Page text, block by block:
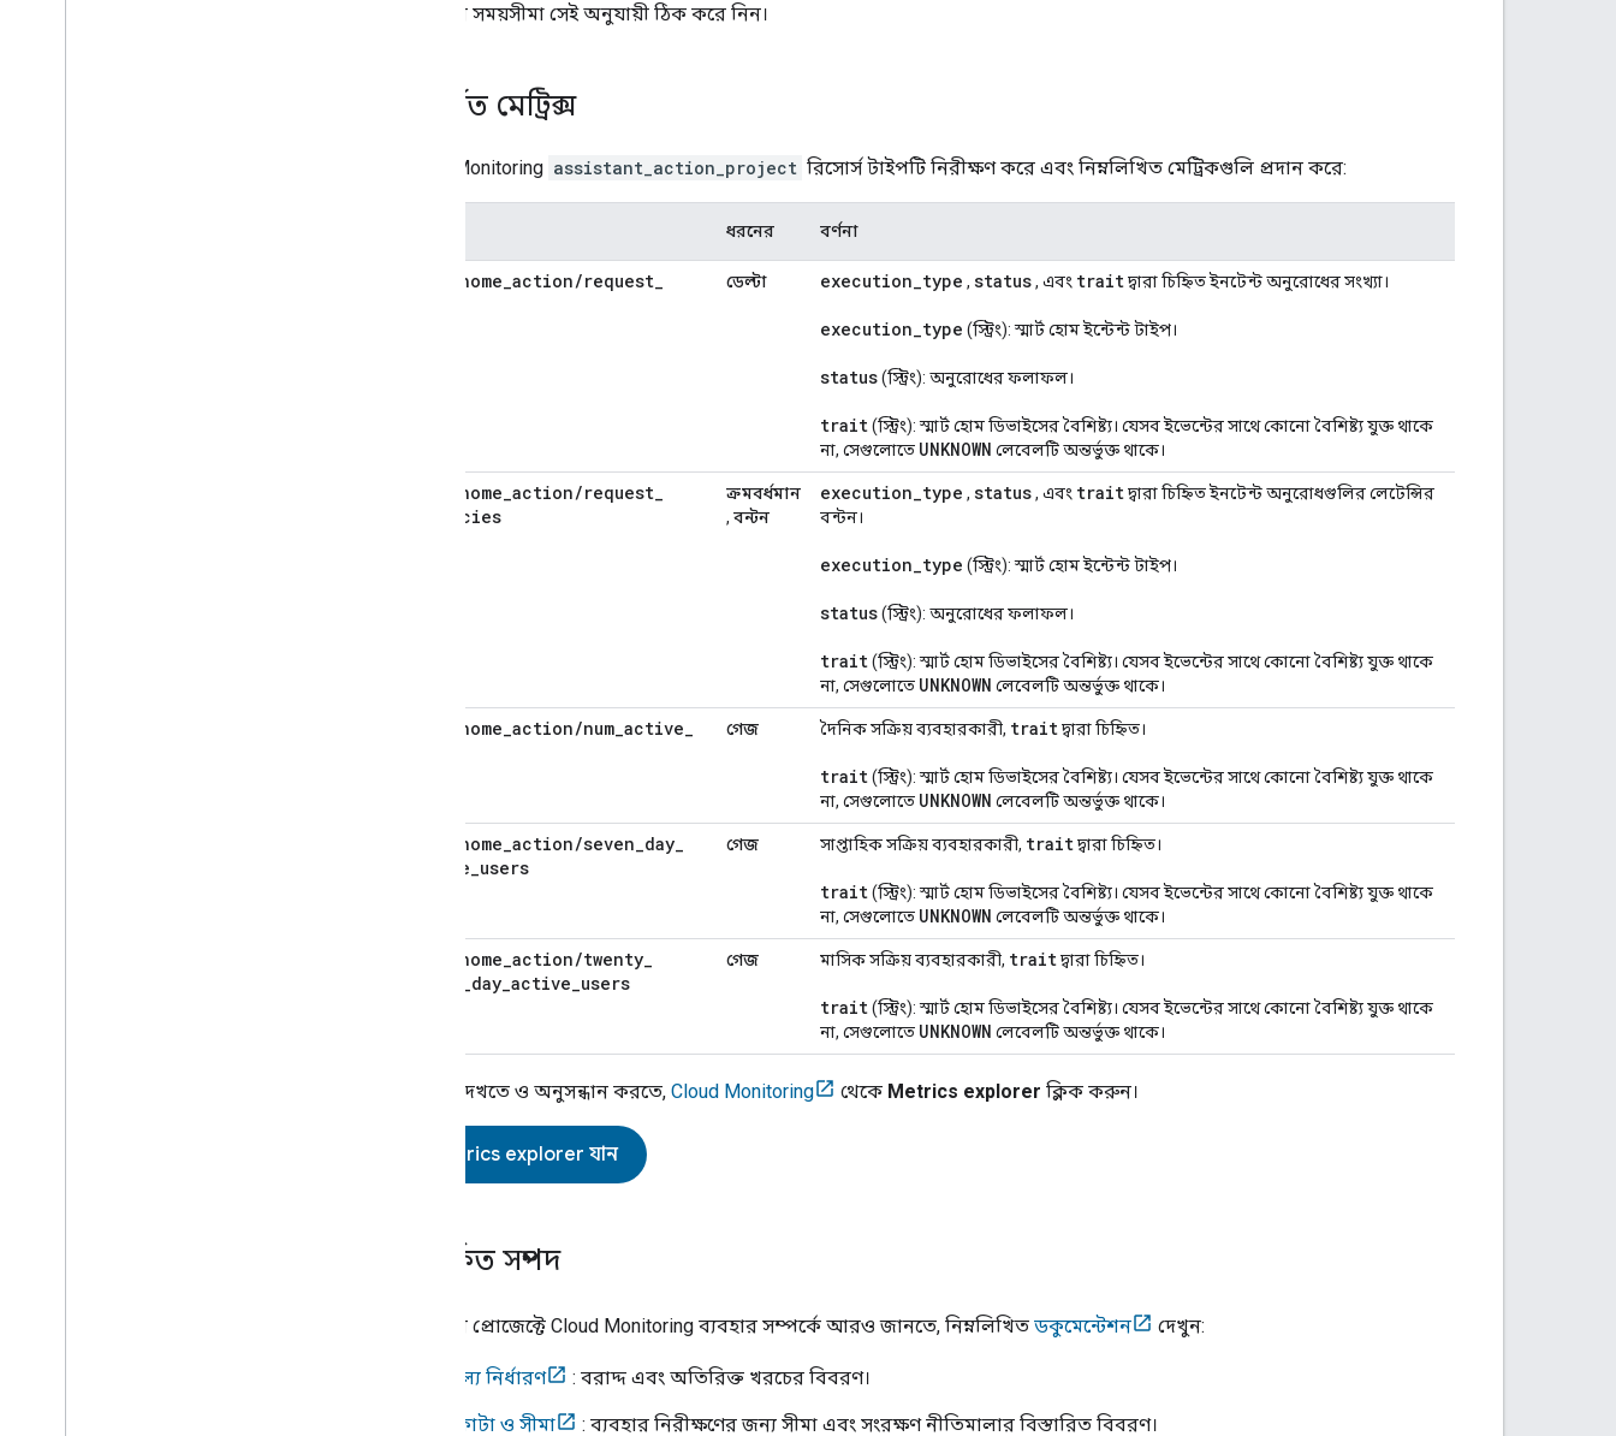
আপনার সময়সীমা সেই অনুযায়ী ঠিক করে নিন।
সমর্থিত মেট্রিক্স
Cloud Monitoring assistant_action_project রিসোর্স টাইপটি নিরীক্ষণ করে এবং নিম্নলিখিত মেট্রিকগুলি প্রদান করে:
ধরনের বর্ণনা
smarthome_action/request_
ডেল্টা execution_type , status, এবং traitদ্বারা চিহ্নিত ইনটেন্ট অনুরোধের সংখ্যা।
execution_type (স্ট্রিং): স্মার্ট হোম ইন্টেন্ট টাইপ।
status(স্ট্রিং): অনুরোধের ফলাফল।
trait(স্ট্রিং): স্মার্ট হোম ডিভাইসের বৈশিষ্ট্য। যেসব ইভেন্টের সাথে কোনো বৈশিষ্ট্য যুক্ত থাকে
না, সেগুলোতে UNKNOWN লেবেলটি অন্তর্ভুক্ত থাকে।
smarthome_action/request_
latencies
ক্রমবর্ধমান
, বন্টন
execution_type , status, এবং traitদ্বারা চিহ্নিত ইনটেন্ট অনুরোধগুলির লেটেন্সির
বন্টন।
execution_type (স্ট্রিং): স্মার্ট হোম ইন্টেন্ট টাইপ।
status(স্ট্রিং): অনুরোধের ফলাফল।
trait(স্ট্রিং): স্মার্ট হোম ডিভাইসের বৈশিষ্ট্য। যেসব ইভেন্টের সাথে কোনো বৈশিষ্ট্য যুক্ত থাকে
না, সেগুলোতে UNKNOWN লেবেলটি অন্তর্ভুক্ত থাকে।
smarthome_action/num_active_
গেজ দৈনিক সক্রিয় ব্যবহারকারী, traitদ্বারা চিহ্নিত।
trait(স্ট্রিং): স্মার্ট হোম ডিভাইসের বৈশিষ্ট্য। যেসব ইভেন্টের সাথে কোনো বৈশিষ্ট্য যুক্ত থাকে
না, সেগুলোতে UNKNOWN লেবেলটি অন্তর্ভুক্ত থাকে।
smarthome_action/seven_day_
active_users
গেজ সাপ্তাহিক সক্রিয় ব্যবহারকারী, traitদ্বারা চিহ্নিত।
trait(স্ট্রিং): স্মার্ট হোম ডিভাইসের বৈশিষ্ট্য। যেসব ইভেন্টের সাথে কোনো বৈশিষ্ট্য যুক্ত থাকে
না, সেগুলোতে UNKNOWN লেবেলটি অন্তর্ভুক্ত থাকে।
smarthome_action/twenty_
_day_active_users
গেজ মাসিক সক্রিয় ব্যবহারকারী, traitদ্বারা চিহ্নিত।
trait(স্ট্রিং): স্মার্ট হোম ডিভাইসের বৈশিষ্ট্য। যেসব ইভেন্টের সাথে কোনো বৈশিষ্ট্য যুক্ত থাকে
না, সেগুলোতে UNKNOWN লেবেলটি অন্তর্ভুক্ত থাকে।
মেট্রিক দেখতে ও অনুসন্ধান করতে, Cloud Monitoring থেকে Metrics explorer ক্লিক করুন।
Metrics explorer যান
সম্পর্কিত সম্পদ
আপনার প্রোজেক্টে Cloud Monitoring ব্যবহার সম্পর্কে আরও জানতে, নিম্নলিখিত ডকুমেন্টেশন দেখুন:
মূল্য নির্ধারণ : বরাদ্দ এবং অতিরিক্ত খরচের বিবরণ।
কোটা ও সীমা : ব্যবহার নিরীক্ষণের জন্য সীমা এবং সংরক্ষণ নীতিমালার বিস্তারিত বিবরণ।